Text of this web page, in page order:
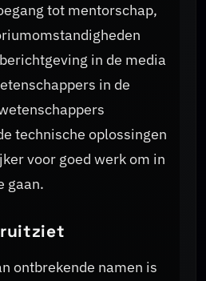
tot mentorschap,
in de media
in de
technische oplossingen
voor goed werk om in
gaan.
ontbrekende namen is